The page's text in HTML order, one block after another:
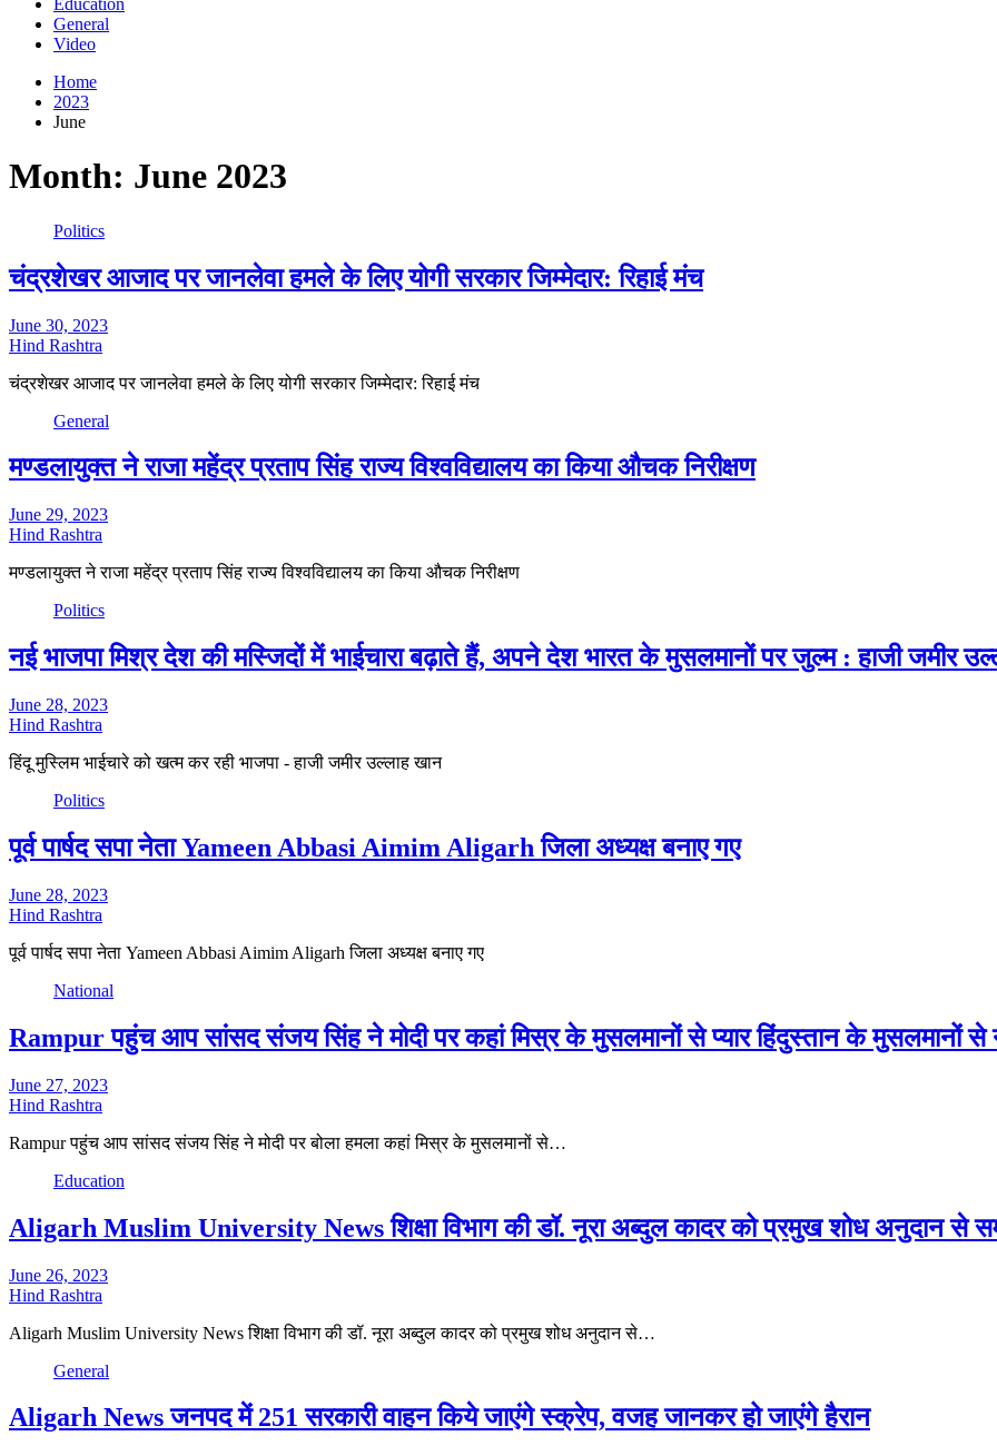
General
Video
Home
2023
June
Month: June 2023
Politics
चंद्रशेखर आजाद पर जानलेवा हमले के लिए योगी सरकार जिम्मेदार: रिहाई मंच
June 30, 2023
Hind Rashtra
चंद्रशेखर आजाद पर जानलेवा हमले के लिए योगी सरकार जिम्मेदार: रिहाई मंच
General
मण्डलायुक्त ने राजा महेंद्र प्रताप सिंह राज्य विश्वविद्यालय का किया औचक निरीक्षण
June 29, 2023
Hind Rashtra
मण्डलायुक्त ने राजा महेंद्र प्रताप सिंह राज्य विश्वविद्यालय का किया औचक निरीक्षण
Politics
नई भाजपा मिश्र देश की मस्जिदों में भाईचारा बढ़ाते हैं, अपने देश भारत के मुसलमानों पर जुल्म : हाजी जमीर
June 28, 2023
Hind Rashtra
हिंदू मुस्लिम भाईचारे को खत्म कर रही भाजपा - हाजी जमीर उल्लाह खान
Politics
पूर्व पार्षद सपा नेता Yameen Abbasi Aimim Aligarh जिला अध्यक्ष बनाए गए
June 28, 2023
Hind Rashtra
पूर्व पार्षद सपा नेता Yameen Abbasi Aimim Aligarh जिला अध्यक्ष बनाए गए
National
Rampur पहुंच आप सांसद संजय सिंह ने मोदी पर कहां मिस्र के मुसलमानों से प्यार हिंदुस्तान के मुसलमानों
June 27, 2023
Hind Rashtra
Rampur पहुंच आप सांसद संजय सिंह ने मोदी पर बोला हमला कहां मिस्र के मुसलमानों से…
Education
Aligarh Muslim University News शिक्षा विभाग की डॉ. नूरा अब्दुल कादर को प्रमुख शोध अनुदान से
June 26, 2023
Hind Rashtra
Aligarh Muslim University News शिक्षा विभाग की डॉ. नूरा अब्दुल कादर को प्रमुख शोध अनुदान से…
General
Aligarh News जनपद में 251 सरकारी वाहन किये जाएंगे स्क्रेप, वजह जानकर हो जाएंगे हैरान